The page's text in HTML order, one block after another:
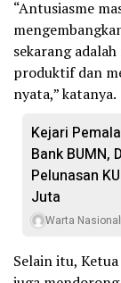
“Antusiasme
sekarang
produktif dan
nyata,” katanya.
Kejari
Bank BUMN,
Pelunasan
Juta
Warta Nasional
Selain itu,